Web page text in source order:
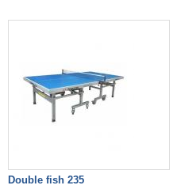
Double fish 235